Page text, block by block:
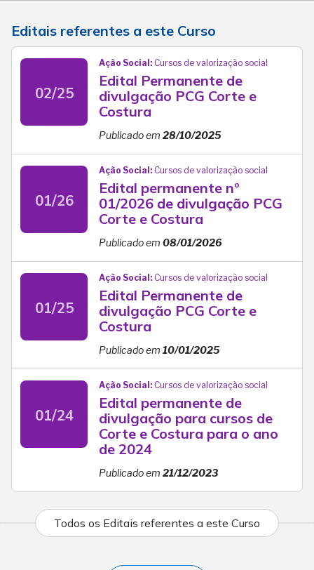
Editais referentes a este Curso
02/25
Ação Social: Cursos de valorização social
Edital Permanente de
divulgação PCG Corte e
Costura
Publicado em 28/10/2025
01/26
Ação Social: Cursos de valorização social
Edital permanente nº
01/2026 de divulgação PCG
Corte e Costura
Publicado em 08/01/2026
01/25
Ação Social: Cursos de valorização social
Edital Permanente de
divulgação PCG Corte e
Costura
Publicado em 10/01/2025
01/24
Ação Social: Cursos de valorização social
Edital permanente de
divulgação para cursos de
Corte e Costura para o ano
de 2024
Publicado em 21/12/2023
Todos os Editais referentes a este Curso